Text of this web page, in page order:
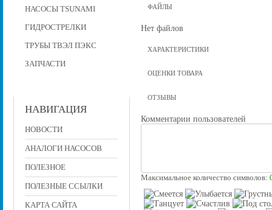
НАСОСЫ TSUNAMI
ГИДРОСТРЕЛКИ
ТРУБЫ ТВЭЛ ПЭКС
ЗАПЧАСТИ
НАВИГАЦИЯ
НОВОСТИ
АНАЛОГИ НАСОСОВ
ПОЛЕЗНОЕ
ПОЛЕЗНЫЕ ССЫЛКИ
КАРТА САЙТА
ФАЙЛЫ
Нет файлов
ХАРАКТЕРИСТИКИ
ОЦЕНКИ ТОВАРА
ОТЗЫВЫ
Комментарии пользователей
Максимальное количество символов: